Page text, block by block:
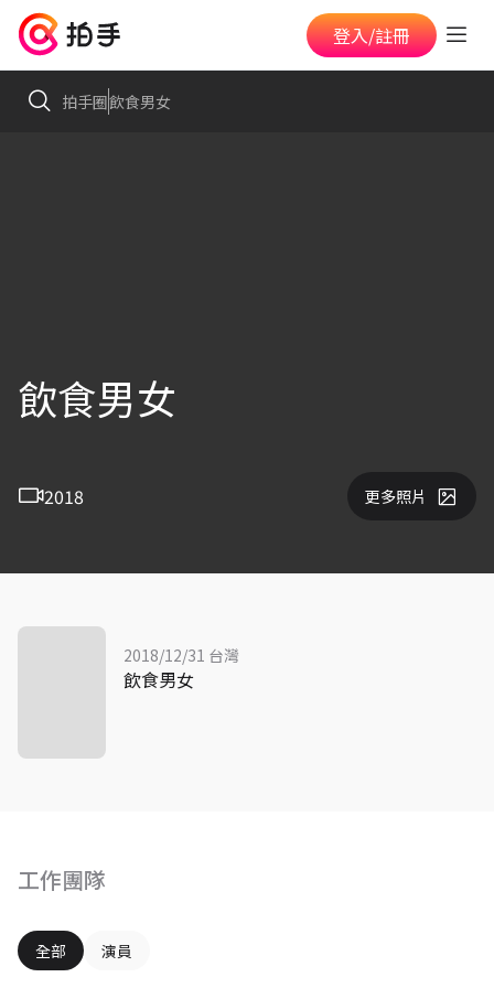
登入/註冊
拍手圈飲食男女
飲食男女
2018 更多照片
工作團隊
全部 演員
2018/12/31 台灣
飲食男女